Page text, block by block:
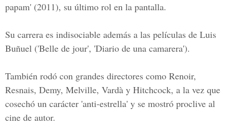
papam' (2011), su último rol en la pantalla.
Su carrera es indisociable además a las películas de Luis
Buñuel ('Belle de jour', 'Diario de una camarera').
También rodó con grandes directores como Renoir,
Resnais, Demy, Melville, Vardà y Hitchcock, a la vez que
cosechó un carácter 'anti-estrella' y se mostró proclive al
cine de autor.